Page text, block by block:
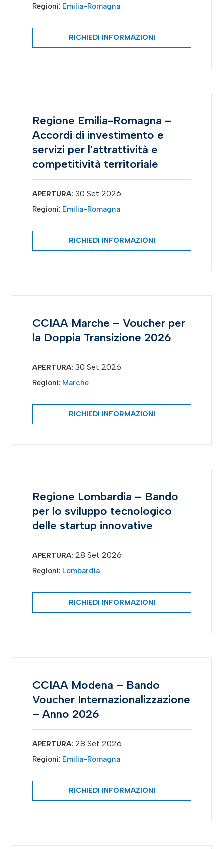
Regioni: Emilia-Romagna
RICHIEDI INFORMAZIONI
Regione Emilia-Romagna –
Accordi di investimento e
servizi per l'attrattività e
competitività territoriale
APERTURA: 30 Set 2026
Regioni: Emilia-Romagna
RICHIEDI INFORMAZIONI
CCIAA Marche – Voucher per
la Doppia Transizione 2026
APERTURA: 30 Set 2026
Regioni: Marche
RICHIEDI INFORMAZIONI
Regione Lombardia – Bando
per lo sviluppo tecnologico
delle startup innovative
APERTURA: 28 Set 2026
Regioni: Lombardia
RICHIEDI INFORMAZIONI
CCIAA Modena – Bando
Voucher Internazionalizzazione
– Anno 2026
APERTURA: 28 Set 2026
Regioni: Emilia-Romagna
RICHIEDI INFORMAZIONI